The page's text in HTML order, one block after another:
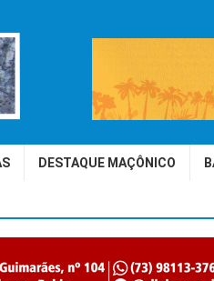
DESTAQUE MAÇÔNICO